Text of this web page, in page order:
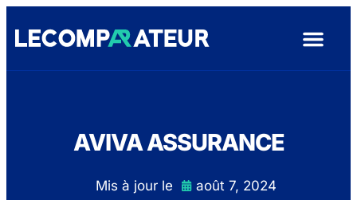
AVIVA ASSURANCE
Mis à jour le
août 7, 2024